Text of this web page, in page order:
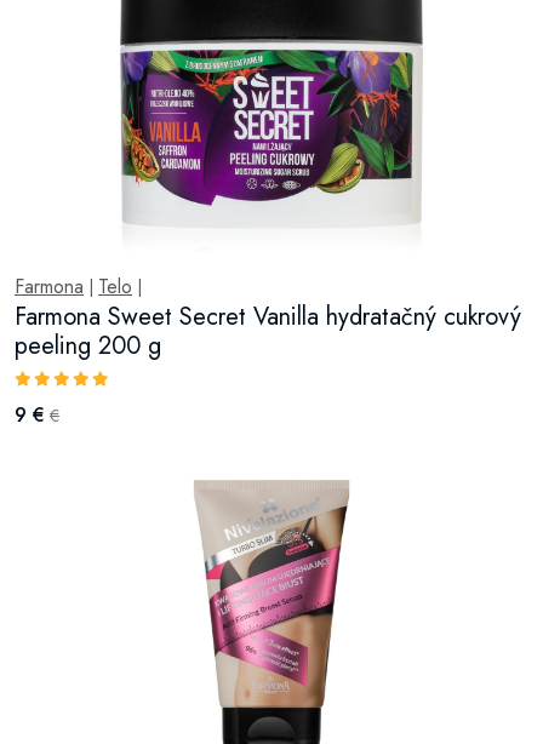
Farmona Telo
Farmona Sweet Secret Vanilla hydratačný cukrový
peeling 200 g
9 € €